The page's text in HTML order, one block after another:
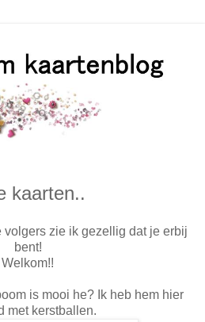
kaarten..
volgers zie ik gezellig dat je erbij
bent!
Welkom!!
is mooi he? Ik heb hem hier
met kerstballen.